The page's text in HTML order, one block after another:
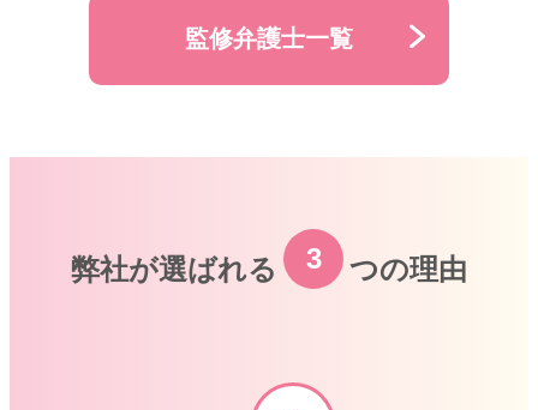
監修弁護士一覧
弊社が選ばれる 3 つの理由